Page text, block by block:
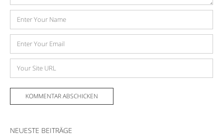
Name
Mail-
Adresse
Website
NEUESTE BEITRÄGE